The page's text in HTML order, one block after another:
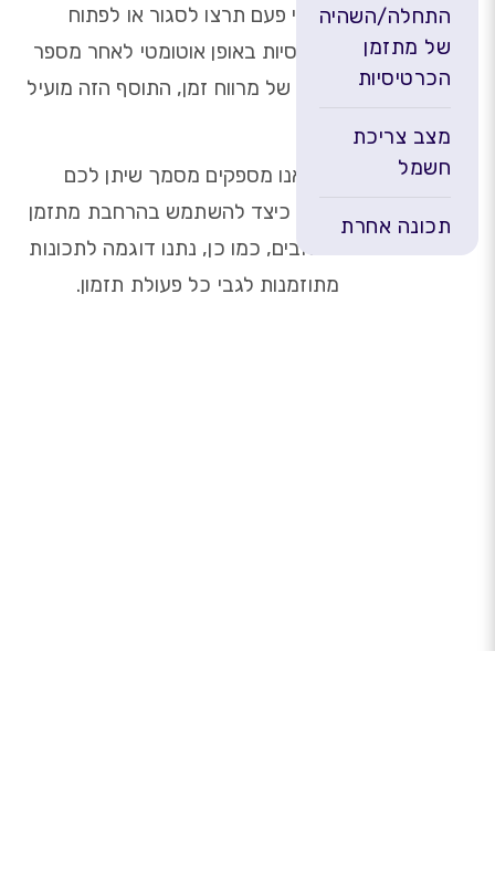
התחלה/השהיה
של מתזמן
הכרטיסיות
מצב צריכת
חשמל
תכונה אחרת
אם אי פעם תרצו לסגור או לפתוח
כרטיסיות באופן אוטומטי לאחר מספר
דקות של מרווח זמן, התוסף הזה מועיל
כאן אנו מספקים מסמך שיתן לכם
מושג כיצד להשתמש בהרחבת מתזמן
הטאבים, כמו כן, נתנו דוגמה לתכונות
מתוזמנות לגבי כל פעולת תזמון.